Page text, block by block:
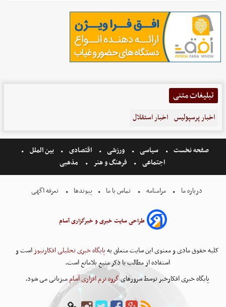
تبلیغات متنی
اخبار پرسپولیس اخبار استقلال
صفحه نخست سیاسی ورزشی اقتصادی
بین الملل
اجتماعی
فرهنگ و هنر مذهبی
درباره ما مرامنامه تماس با ما پیوندها تعرفه اگهی
طراحی سایت خبری و خبرگزاری آسام
کلیه حقوق مادی و معنوی این سایت متعلق بهپایگاه خبری تحلیلی افکارنیوزاست و
استفاده از مطالب با ذکر منبع بلامانع است.
پایگاه خبری افکارخبر توسط سرورهایگروه نرم افزاری آساممیزبانی می شود.